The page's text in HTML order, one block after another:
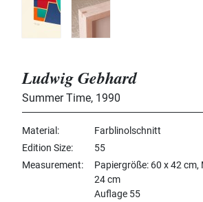
Ludwig Gebhard
Summer Time, 1990
Material
Farblinolschnitt
Edition Size
55
Measurement
Papiergröße: 60 x 42
24 cm
Auflage 55